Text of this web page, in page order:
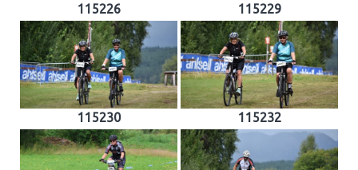
115226 115229
115230 115232